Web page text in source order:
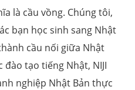
là cầu vồng. Chúng tôi,
bạn học sinh sang Nhật
cầu nối giữa Nhật
đào tạo tiếng Nhật, NIJI
nghiệp Nhật Bản thực